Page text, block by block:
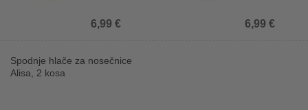
6,99 € 6,99 €
Spodnje hlače za nosečnice
Alisa, 2 kosa